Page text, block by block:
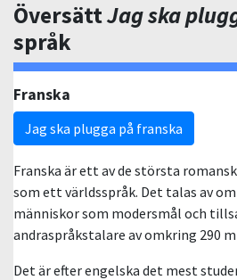
ÖversättJag ska
språk
Franska
Jag ska plugga på franska
Franska är ett av de största
som ett världsspråk. Det talas av
människor som modersmål och
andraspråkstalare av omkring 290
Det är efter engelska det mest